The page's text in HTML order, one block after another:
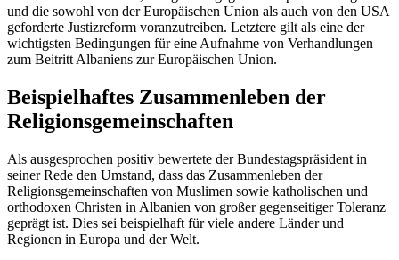
und die sowohl von der Europäischen Union als auch von den USA
geforderte Justizreform voranzutreiben. Letztere gilt als eine der
wichtigsten Bedingungen für eine Aufnahme von Verhandlungen
zum Beitritt Albaniens zur Europäischen Union.
Beispielhaftes Zusammenleben der
Religionsgemeinschaften
Als ausgesprochen positiv bewertete der Bundestagspräsident in
seiner Rede den Umstand, dass das Zusammenleben der
Religionsgemeinschaften von Muslimen sowie katholischen und
orthodoxen Christen in Albanien von großer gegenseitiger Toleranz
geprägt ist. Dies sei beispielhaft für viele andere Länder und
Regionen in Europa und der Welt.